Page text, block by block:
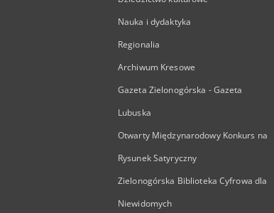
Nauka i dydaktyka
Regionalia
Archiwum Kresowe
Gazeta Zielonogórska - Gazeta
Lubuska
Otwarty Międzynarodowy Konkurs na
Rysunek Satyryczny
Zielonogórska Biblioteka Cyfrowa dla
Niewidomych